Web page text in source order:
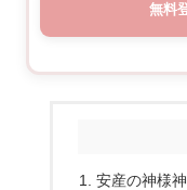
無料
安産の神様